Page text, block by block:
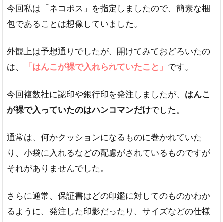
今回私は「ネコポス」を指定しましたので、簡素な梱
包であることは想像していました。
外観上は予想通りでしたが、開けてみておどろいたの
は、
「はんこが裸で入れられていたこと」 です。
今回複数社に認印や銀行印を発注しましたが、 はんこ
が裸で入っていたのはハンコマンだけでした。
通常は、何かクッションになるものに巻かれていた
り、小袋に入れるなどの配慮がされているものですが
それがありませんでした。
さらに通常、保証書はどの印鑑に対してのものかわか
るように、発注した印影だったり、サイズなどの仕様